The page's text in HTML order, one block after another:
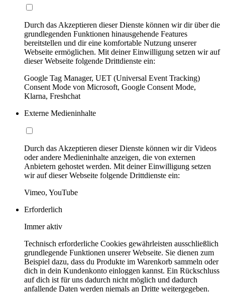
Durch das Akzeptieren dieser Dienste können wir dir über die
grundlegenden Funktionen hinausgehende Features
bereitstellen und dir eine komfortable Nutzung unserer
Webseite ermöglichen. Mit deiner Einwilligung setzen wir auf
dieser Webseite folgende Drittdienste ein:
Google Tag Manager, UET (Universal Event Tracking)
Consent Mode von Microsoft, Google Consent Mode,
Klarna, Freshchat
Externe Medieninhalte
Durch das Akzeptieren dieser Dienste können wir dir Videos
oder andere Medieninhalte anzeigen, die von externen
Anbietern gehostet werden. Mit deiner Einwilligung setzen
wir auf dieser Webseite folgende Drittdienste ein:
Vimeo, YouTube
Erforderlich
Immer aktiv
Technisch erforderliche Cookies gewährleisten ausschließlich
grundlegende Funktionen unserer Webseite. Sie dienen zum
Beispiel dazu, dass du Produkte im Warenkorb sammeln oder
dich in dein Kundenkonto einloggen kannst. Ein Rückschluss
auf dich ist für uns dadurch nicht möglich und dadurch
anfallende Daten werden niemals an Dritte weitergegeben.